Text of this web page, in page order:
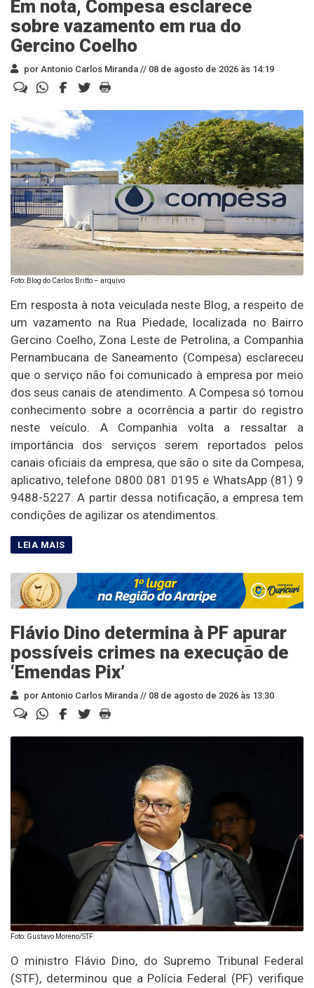
Em nota, Compesa esclarece
sobre vazamento em rua do
Gercino Coelho
por Antonio Carlos Miranda // 08 de agosto de 2026 às 14:19
Foto: Blog do Carlos Britto – arquivo
Em resposta à nota veiculada neste Blog, a respeito de
um vazamento na Rua Piedade, localizada no Bairro
Gercino Coelho, Zona Leste de Petrolina, a Companhia
Pernambucana de Saneamento (Compesa) esclareceu
que o serviço não foi comunicado à empresa por meio
dos seus canais de atendimento. A Compesa só tomou
conhecimento sobre a ocorrência a partir do registro
neste veículo. A Companhia volta a ressaltar a
importância dos serviços serem reportados pelos
canais oficiais da empresa, que são o site da Compesa,
aplicativo, telefone 0800 081 0195 e WhatsApp (81) 9
9488-5227. A partir dessa notificação, a empresa tem
condições de agilizar os atendimentos.
Flávio Dino determina à PF apurar
possíveis crimes na execução de
‘Emendas Pix’
por Antonio Carlos Miranda // 08 de agosto de 2026 às 13:30
Foto: Gustavo Moreno/STF
O ministro Flávio Dino, do Supremo Tribunal Federal
(STF), determinou que a Polícia Federal (PF) verifique